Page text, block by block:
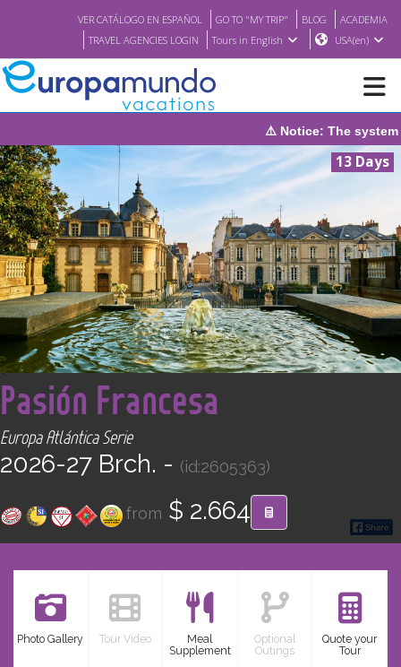
VER CATÁLOGO EN ESPAÑOL GO TO "MY TRIP" BLOG
ACADEMIA
TRAVEL AGENCIES LOGIN
Tours in English USA(en)
BROCHURE PDF
WHERE TO BUY
FEATURED
ABOUT US
CONTACT
Find your Tour
⚠️ Notice: The system will be under
13 Days
<
Pasión Francesa
Europa Atlántica Serie
2026-27 Brch. - (id:2605363)
from $ 2.664
Photo Gallery Tour Video
Meal
Supplement
Optional
Outings
Quote your
Tour